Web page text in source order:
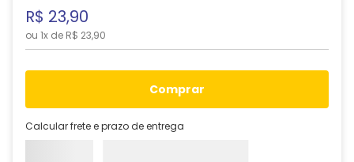
R$ 23,90
ou 1x de R$ 23,90
comprar
Calcular frete e prazo de entrega